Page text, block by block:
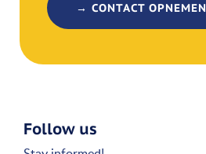
→ CONTACT OPNEMEN
Follow us